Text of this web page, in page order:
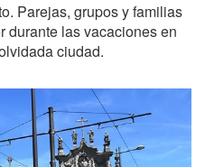
Parejas, grupos y familias
durante las vacaciones en
ciudad.